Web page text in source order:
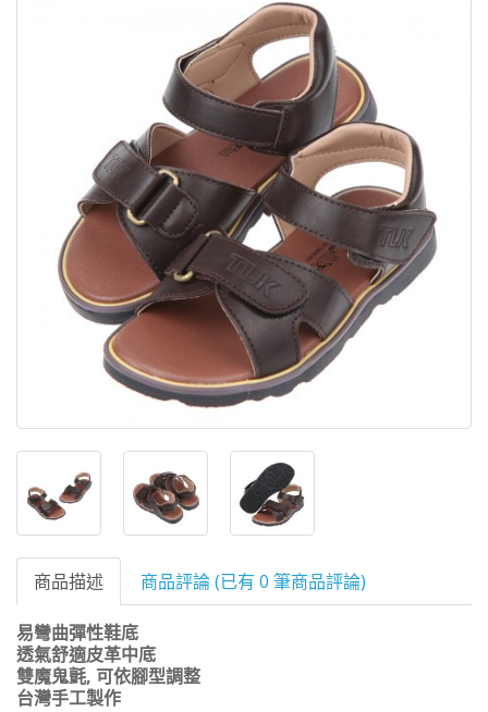
商品描述 商品評論 (已有 0 筆商品評論)
易彎曲彈性鞋底
透氣舒適皮革中底
雙魔鬼氈, 可依腳型調整
台灣手工製作